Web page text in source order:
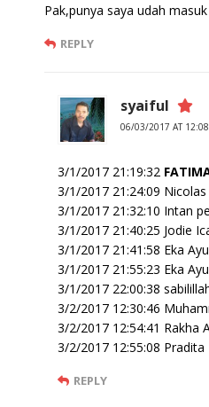
Pak,punya saya udah
REPLY
syaiful
06/03/2017 AT
3/1/2017 21:19:32
3/1/2017 21:24:09
3/1/2017 21:32:10 Intan
3/1/2017 21:40:25 Jodie
3/1/2017 21:41:58 Eka
3/1/2017 21:55:23 Eka
3/1/2017 22:00:38
3/2/2017 12:30:46
3/2/2017 12:54:41 Rakha
3/2/2017 12:55:08
REPLY